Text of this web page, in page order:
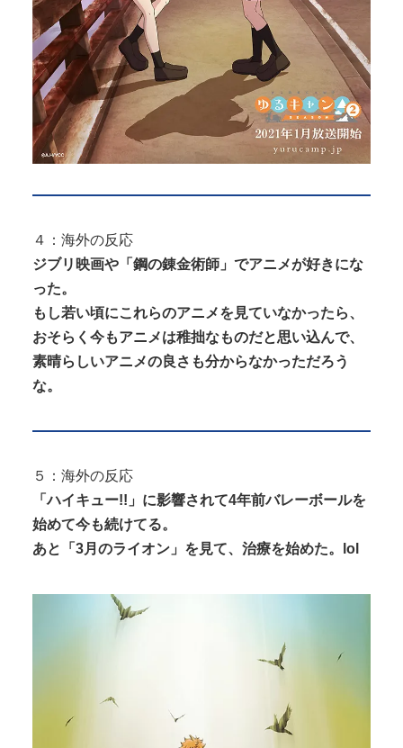
４：海外の反応
ジブリ映画や「鋼の錬金術師」でアニメが好きにな
った。
もし若い頃にこれらのアニメを見ていなかったら、
おそらく今もアニメは稚拙なものだと思い込んで、
素晴らしいアニメの良さも分からなかっただろう
な。
５：海外の反応
「ハイキュー!!」に影響されて4年前バレーボールを
始めて今も続けてる。
あと「3月のライオン」を見て、治療を始めた。lol